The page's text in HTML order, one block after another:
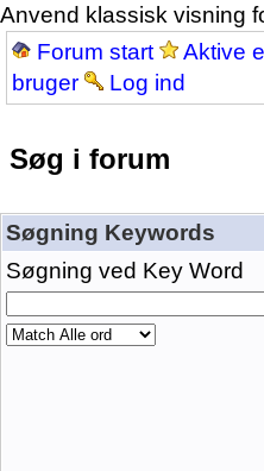
Anvend klassisk visning
Forum start
Aktive
bruger
Log ind
Søg i forum
Søgning Keywords
Søgning ved Key Word